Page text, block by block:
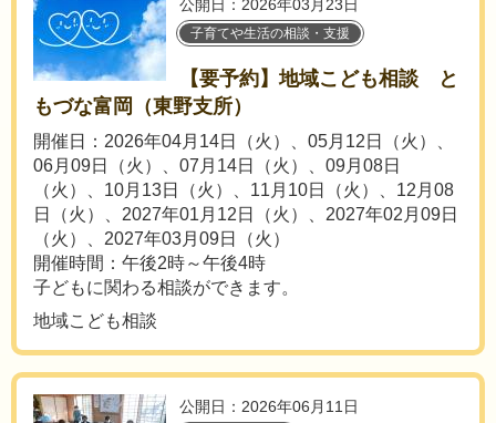
公開日：2026年03月23日
子育てや生活の相談・支援
【要予約】地域こども相談 と
もづな富岡（東野支所）
開催日：2026年04月14日（火）、05月12日（火）、
06月09日（火）、07月14日（火）、09月08日
（火）、10月13日（火）、11月10日（火）、12月08
日（火）、2027年01月12日（火）、2027年02月09日
（火）、2027年03月09日（火）
開催時間：午後2時～午後4時
子どもに関わる相談ができます。
地域こども相談
公開日：2026年06月11日